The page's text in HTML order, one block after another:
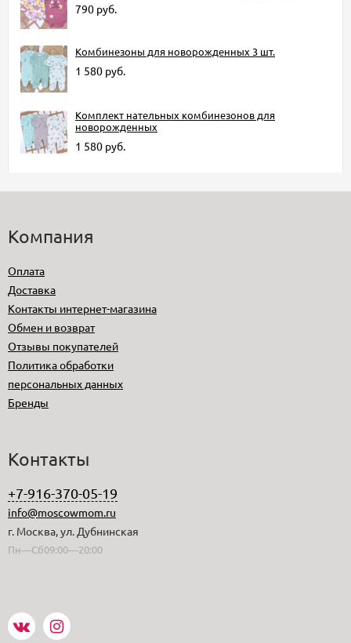
790 руб.
Комбинезоны для новорожденных 3 шт.
1 580 руб.
Комплект нательных комбинезонов для
новорожденных
1 580 руб.
Компания
Оплата
Доставка
Контакты интернет-магазина
Обмен и возврат
Отзывы покупателей
Политика обработки
персональных данных
Бренды
Контакты
+7-916-370-05-19
info@moscowmom.ru
г. Москва, ул. Дубнинская
Пн—Сб09:00—20:00